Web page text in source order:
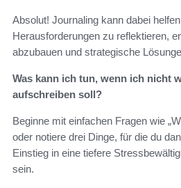
Absolut! Journaling kann dabei
Herausforderungen zu reflektieren,
abzubauen und strategische
Was kann ich tun, wenn ich nicht
aufschreiben soll?
Beginne mit einfachen Fragen wie
oder notiere drei Dinge, für die du
Einstieg in eine tiefere
sein.